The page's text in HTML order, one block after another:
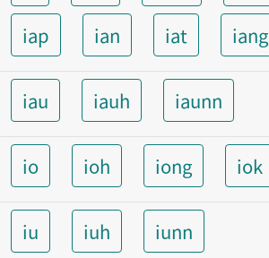
iap
ian iat iang
iau iauh iaunn
io ioh iong iok
iu iuh iunn